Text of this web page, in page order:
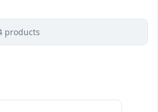
products